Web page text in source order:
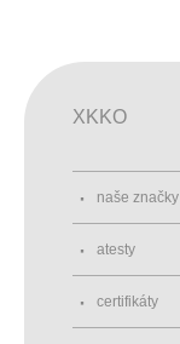
XKKO
naše značky
atesty
certifikáty